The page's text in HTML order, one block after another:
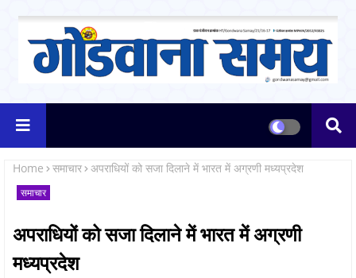
Home समाचार अपराधियों को सजा दिलाने में भारत में अग्रणी मध्यप्रदेश
समाचार
अपराधियों को सजा दिलाने में भारत में अग्रणी
मध्यप्रदेश